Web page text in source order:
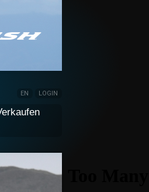
EN LOGIN